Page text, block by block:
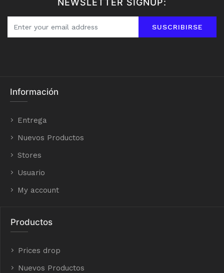
NEWSLETTER SIGNUP:
SUSCRIBIRSE
Información
Entrega
Nuevos Productos
Stores
Usuario
My account
Productos
Prices drop
Nuevos Productos